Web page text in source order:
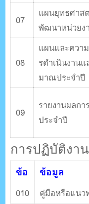
07
แผนยุทธศาส
พัฒนาหน่วยง
08
แผนและควา
รดําเนินงาน
มาณประจําปี
09
รายงานผลกา
ประจำปี
การปฏิบัติงาน
ข้อ ข้อมูล
010 คู่มือหรือแนว